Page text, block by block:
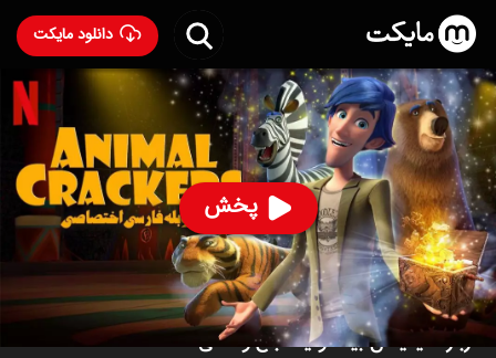
دانلود مایکت
پخش
انیمیشن بیسکوئیت باغ وحشی با دوبله فارسی
- Animal
Crackers 2017
۶۱۵ 85% ۵.۸
ساخت چین سال 2017
رده سنی ۷+
انیمیشن
ماجراجویی کمدی خانوادگی
درباره انیمیشن بیسکوئیت باغ وحشی